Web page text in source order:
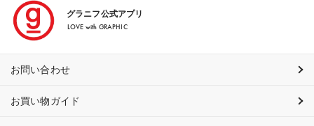
グラニフ公式アプリ
LOVE with GRAPHIC
お問い合わせ
お買い物ガイド